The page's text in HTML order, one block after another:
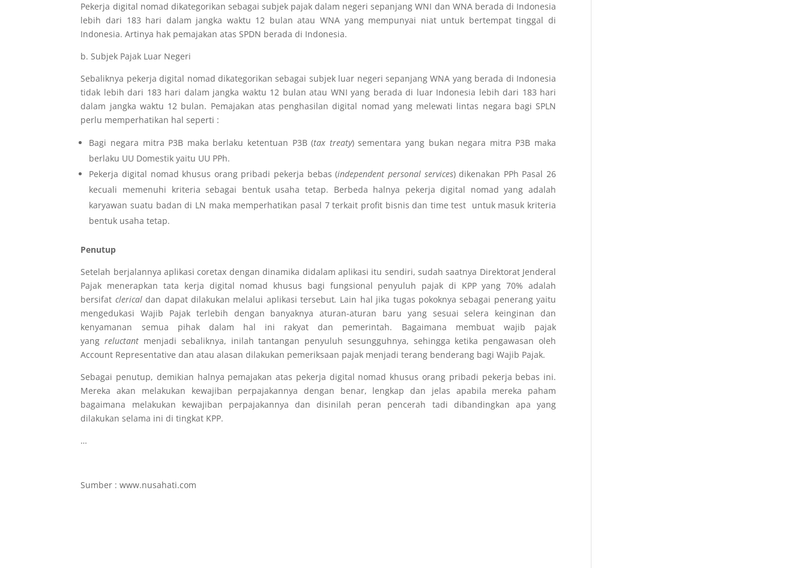
Pekerja digital nomad dikategorikan sebagai subjek pajak dalam negeri sepanjang WNI dan WNA berada di Indonesia
lebih dari 183 hari dalam jangka waktu 12 bulan atau WNA yang mempunyai niat untuk bertempat tinggal di
Indonesia. Artinya hak pemajakan atas SPDN berada di Indonesia.
b. Subjek Pajak Luar Negeri
Sebaliknya pekerja digital nomad dikategorikan sebagai subjek luar negeri sepanjang WNA yang berada di Indonesia
tidak lebih dari 183 hari dalam jangka waktu 12 bulan atau WNI yang berada di luar Indonesia lebih dari 183 hari
dalam jangka waktu 12 bulan. Pemajakan atas penghasilan digital nomad yang melewati lintas negara bagi SPLN
perlu memperhatikan hal seperti :
Bagi negara mitra P3B maka berlaku ketentuan P3B (tax treaty) sementara yang bukan negara mitra P3B maka
berlaku UU Domestik yaitu UU PPh.
Pekerja digital nomad khusus orang pribadi pekerja bebas (independent personal services) dikenakan PPh Pasal 26
kecuali memenuhi kriteria sebagai bentuk usaha tetap. Berbeda halnya pekerja digital nomad yang adalah
karyawan suatu badan di LN maka memperhatikan pasal 7 terkait profit bisnis dan time test untuk masuk kriteria
bentuk usaha tetap.
Penutup
Setelah berjalannya aplikasi coretax dengan dinamika didalam aplikasi itu sendiri, sudah saatnya Direktorat Jenderal
Pajak menerapkan tata kerja digital nomad khusus bagi fungsional penyuluh pajak di KPP yang 70% adalah
bersifat clerical dan dapat dilakukan melalui aplikasi tersebut. Lain hal jika tugas pokoknya sebagai penerang yaitu
mengedukasi Wajib Pajak terlebih dengan banyaknya aturan-aturan baru yang sesuai selera keinginan dan
kenyamanan semua pihak dalam hal ini rakyat dan pemerintah. Bagaimana membuat wajib pajak
yang reluctant menjadi sebaliknya, inilah tantangan penyuluh sesungguhnya, sehingga ketika pengawasan oleh
Account Representative dan atau alasan dilakukan pemeriksaan pajak menjadi terang benderang bagi Wajib Pajak.
Sebagai penutup, demikian halnya pemajakan atas pekerja digital nomad khusus orang pribadi pekerja bebas ini.
Mereka akan melakukan kewajiban perpajakannya dengan benar, lengkap dan jelas apabila mereka paham
bagaimana melakukan kewajiban perpajakannya dan disinilah peran pencerah tadi dibandingkan apa yang
dilakukan selama ini di tingkat KPP.
…
Sumber : www.nusahati.com